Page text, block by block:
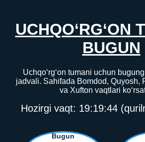
UCHQO‘RG‘ON
BUGUN
Uchqo‘rg‘on tumani uchun
jadvali. Sahifada Bomdod, Quyosh,
va Xufton vaqtlari
Hozirgi vaqt: 19:19:45
Bugun